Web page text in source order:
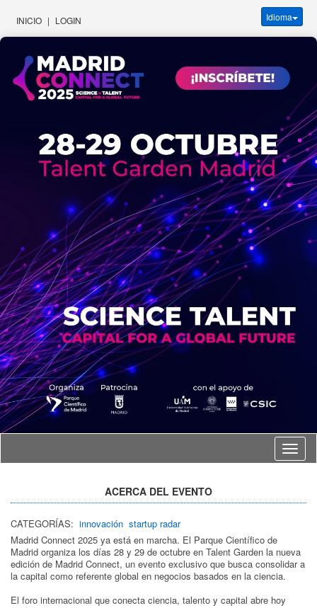
INICIO | LOGIN Idioma
Idioma
ACERCA DEL EVENTO
CATEGORÍAS: innovación startup radar
Madrid Connect 2025 ya está en marcha. El Parque Científico de
Madrid organiza los días 28 y 29 de octubre en Talent Garden la nueva
edición de Madrid Connect, un evento exclusivo que busca consolidar a
la capital como referente global en negocios basados en la ciencia.
El foro internacional que conecta ciencia, talento y capital abre hoy